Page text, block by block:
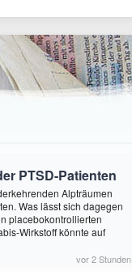
PTSD-Patienten
Alpträumen
Was lässt sich dagegen
placebokontrollierten
Wirkstoff könnte auf
vor 2 Stunden